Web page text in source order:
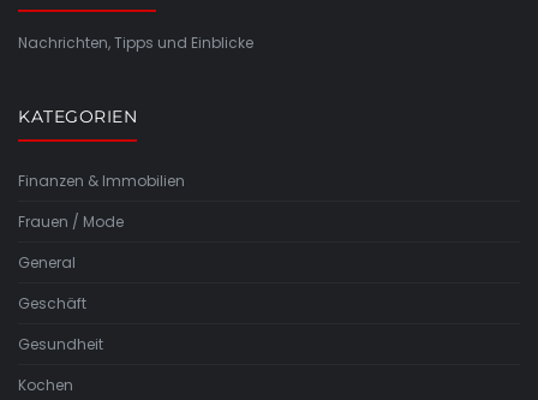
Nachrichten, Tipps und Einblicke
KATEGORIEN
Finanzen & Immobilien
Frauen / Mode
General
Geschäft
Gesundheit
Kochen